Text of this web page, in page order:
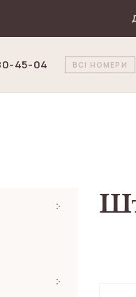
45-04 ВСІ НОМЕРИ